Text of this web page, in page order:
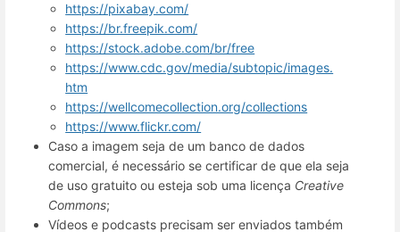
https://pixabay.com/
https://br.freepik.com/
https://stock.adobe.com/br/free
https://www.cdc.gov/media/subtopic/images.
htm
https://wellcomecollection.org/collections
https://www.flickr.com/
Caso a imagem seja de um banco de dados
comercial, é necessário se certificar de que ela seja
de uso gratuito ou esteja sob uma licença Creative
Commons;
Vídeos e podcasts precisam ser enviados também